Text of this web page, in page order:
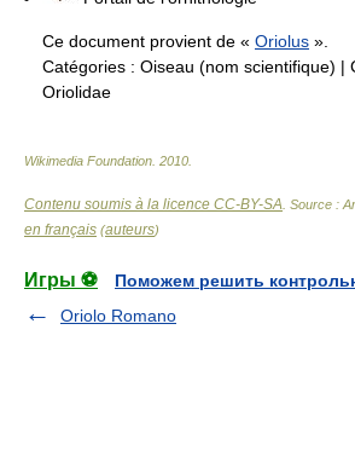
Ce document provient de « Oriolus ».
Catégories : Oiseau (nom scientifique) |
Oriolidae
Wikimedia Foundation 2010
Contenu soumis à la licence CC-BY-SA . Source :
en français (auteurs)
Игры ⚽
Поможем решить
Oriolo Romano